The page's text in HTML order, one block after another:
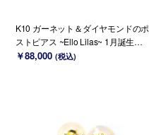
K10 ガーネット＆ダイヤモンドのポ
ストピアス ~Ello Lilas~ 1月誕生石
(K18変更可能)
￥88,000 (税込)